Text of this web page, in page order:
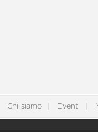
Chi siamo Eventi